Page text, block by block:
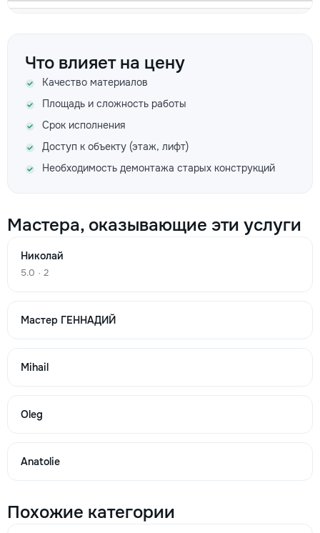
200
350
→
Не отжимает стиральная машина
200
→
Не греет воду стиральная машина
750
Что влияет на цену
Качество материалов
Площадь и сложность работы
Срок исполнения
Доступ к объекту (этаж, лифт)
Необходимость демонтажа старых конструкций
Мастера, оказывающие эти услуги
Николай
5.0 · 2
Мастер ГЕННАДИЙ
Mihail
Oleg
Anatolie
Похожие категории